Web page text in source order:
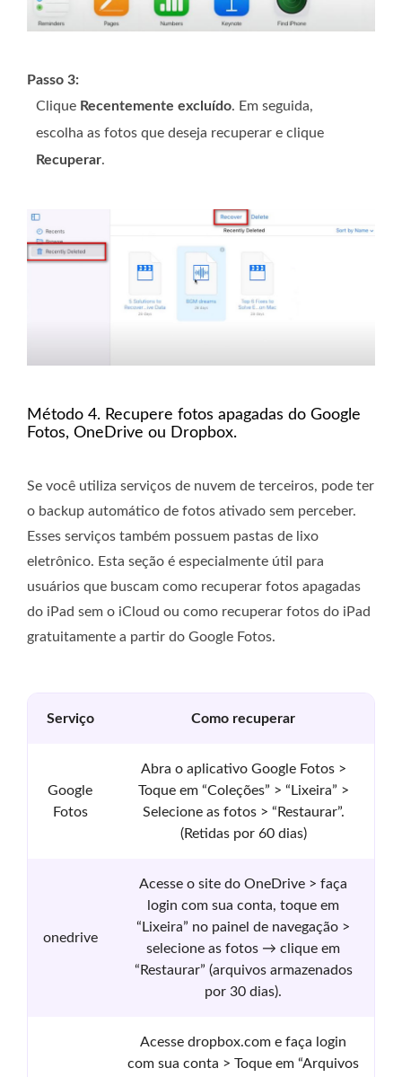
Passo 3:
Clique Recentemente excluído. Em seguida,
escolha as fotos que deseja recuperar e clique
Recuperar.
Método 4. Recupere fotos apagadas do Google
Fotos, OneDrive ou Dropbox.
Se você utiliza serviços de nuvem de terceiros, pode ter
o backup automático de fotos ativado sem perceber.
Esses serviços também possuem pastas de lixo
eletrônico. Esta seção é especialmente útil para
usuários que buscam como recuperar fotos apagadas
do iPad sem o iCloud ou como recuperar fotos do iPad
gratuitamente a partir do Google Fotos.
Serviço Como recuperar
Google
Fotos
Abra o aplicativo Google Fotos >
Toque em “Coleções” > “Lixeira” >
Selecione as fotos > “Restaurar”.
(Retidas por 60 dias)
onedrive
Acesse o site do OneDrive > faça
login com sua conta, toque em
“Lixeira” no painel de navegação >
selecione as fotos → clique em
“Restaurar” (arquivos armazenados
por 30 dias).
Acesse dropbox.com e faça login
com sua conta > Toque em “Arquivos